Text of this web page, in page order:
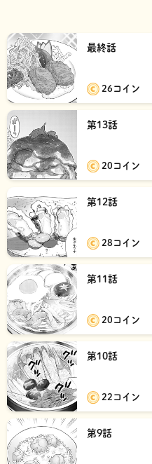
最終話
26コイン
第13話
20コイン
第12話
28コイン
第11話
20コイン
第10話
22コイン
第9話